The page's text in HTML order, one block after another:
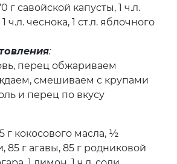
г савойской капусты, 1 ч.л.
ч.л. чеснока, 1 ст.л. яблочного
:
перец обжариваем
смешиваем с крупами
и перец по вкусу
г кокосового масла, ½
85 г агавы, 85 г родниковой